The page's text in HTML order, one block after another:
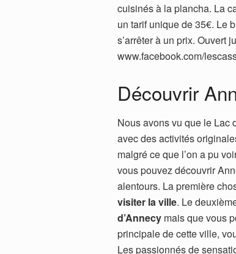
cuisinés à la plancha. La
un tarif unique de 35€. Le
s’arrêter à un prix. Ouvert
www.facebook.com/
Découvrir
Nous avons vu que le Lac
avec des activités
malgré ce que l’on a pu
vous pouvez découvrir
alentours. La première
visiter la ville. Le
d’Annecy mais que vous
principale de cette ville,
Les passionnés de